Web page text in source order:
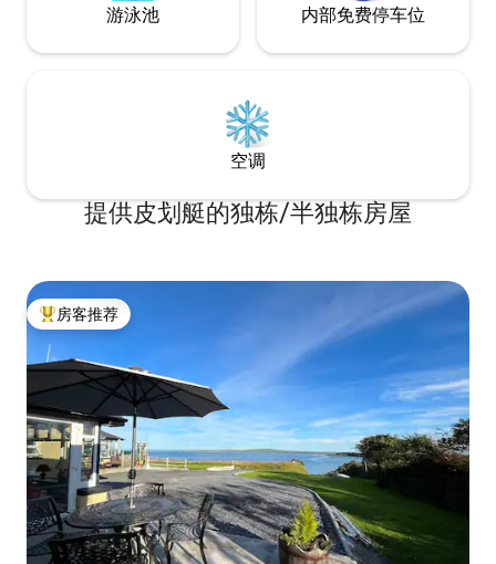
游泳池 内部免费停车位
空调
提供皮划艇的独栋/半独栋房屋
热门「房客推荐」
房客推荐